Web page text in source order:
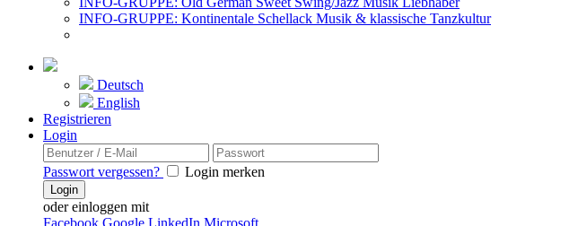
INFO-GRUPPE: Kontinentale Schellack Musik & klassische Tanzkultur
Deutsch
English
Registrieren
Login
Passwort vergessen? Login merken
Login
oder einloggen mit
Facebook Google LinkedIn Microsoft